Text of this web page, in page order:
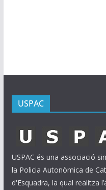
USPAC
USPAC és una associació
la Policia Autonòmica de
d'Esquadra, la qual realitza